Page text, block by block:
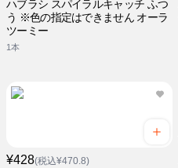
ハブラシ スパイラルキャッチ ふつ
う ※色の指定はできません オーラ
ツーミー
1本
¥428(税込¥470.8)